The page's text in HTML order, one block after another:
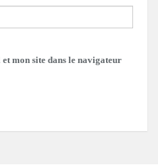
mon site dans le navigateur